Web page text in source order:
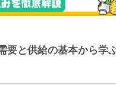
要と供給の基本から学